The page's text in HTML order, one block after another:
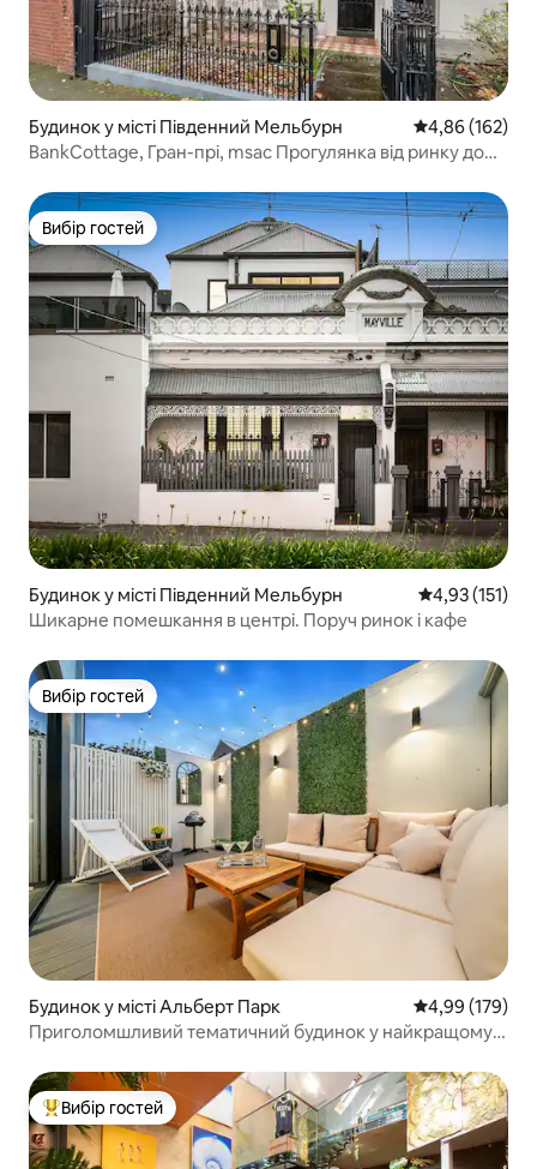
Будинок у місті Південний Мельбурн Середня
4,86 (162)
BankCottage, Гран-прі, msac Прогулянка від ринку до
Вибір гостей
Вибір гостей
Будинок у місті Південний Мельбурн Середня
4,93 (151)
Шикарне помешкання в центрі. Поруч ринок і кафе
Вибір гостей
Вибір гостей
Будинок у місті Альберт Парк Середня
4,99 (179)
Приголомшливий тематичний будинок у найкращому
Топ вибір гостей
Вибір гостей